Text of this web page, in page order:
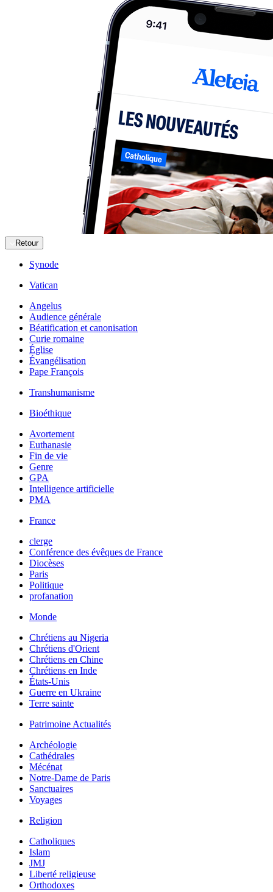
Retour
Synode
Vatican
Angelus
Audience générale
Béatification et canonisation
Curie romaine
Église
Évangélisation
Pape François
Transhumanisme
Bioéthique
Avortement
Euthanasie
Fin de vie
Genre
GPA
Intelligence artificielle
PMA
France
clerge
Conférence des évêques de France
Diocèses
Paris
Politique
profanation
Monde
Chrétiens au Nigeria
Chrétiens d'Orient
Chrétiens en Chine
Chrétiens en Inde
États-Unis
Guerre en Ukraine
Terre sainte
Patrimoine Actualités
Archéologie
Cathédrales
Mécénat
Notre-Dame de Paris
Sanctuaires
Voyages
Religion
Catholiques
Islam
JMJ
Liberté religieuse
Orthodoxes